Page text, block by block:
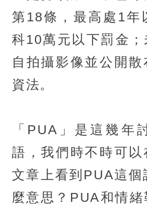
第18條，最高處1年
科10萬元以下罰金
自拍攝影像並公開
資法。
「PUA」是這幾年
語，我們時不時可
文章上看到PUA這
麼意思？PUA和情